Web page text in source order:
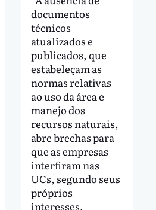
documentos
técnicos
atualizados e
publicados, que
estabeleçam as
normas relativas
ao uso da área e
manejo dos
recursos naturais,
abre brechas para
que as empresas
interfiram nas
UCs, segundo seus
próprios
interesses,